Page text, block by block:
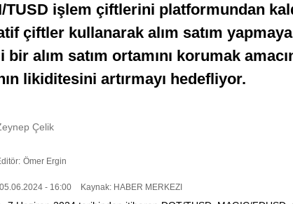
TUSD işlem çiftlerini platformundan
çiftler kullanarak alım satım
bir alım satım ortamını korumak
likiditesini artırmayı hedefliyor.
Çelik
Ömer Ergin
05.06.2024 - 16:00 Kaynak: HABER MERKEZI